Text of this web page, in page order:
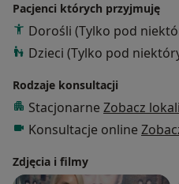
czy redukcją cellulitu. W
wykorzystywać terapie
Pacjenci których przyjmuję
Dorośli (Tylko pod
Dzieci (Tylko pod
Rodzaje konsultacji
Stacjonarne Zobacz
Konsultacje online
Zdjęcia i filmy